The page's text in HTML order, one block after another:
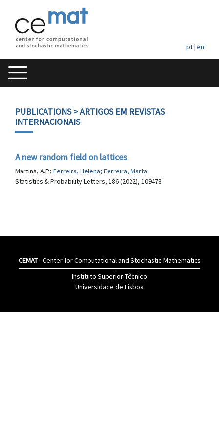
pt| en
PUBLICATIONS> ARTIGOS EM REVISTAS
INTERNACIONAIS
A new random field on lattices
Martins, A.P.; Ferreira, Helena; Ferreira, Marta
Statistics & Probability Letters, 186 (2022), 109478
CEMAT- Center for Computational and Stochastic Mathematics
Instituto Superior Têcnico
Universidade de Lisboa